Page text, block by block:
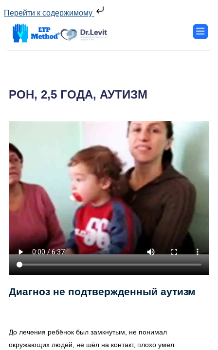
Перейти к содержимому
РОН, 2,5 ГОДА, АУТИЗМ
Диагноз не подтвержденный аутизм
До лечения ребёнок был замкнутым, не понимал
окружающих людей, не шёл на контакт, плохо умел